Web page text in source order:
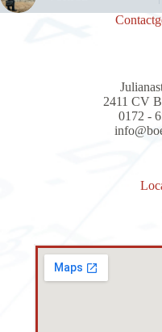
2411 CV
0172 -